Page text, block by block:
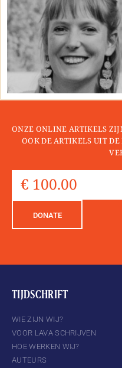
ONZE ONLINE ARTIKELS
OOK DE ARTIKELS UIT
DONATE
TIJDSCHRIFT
WIE ZIJN WIJ?
VOOR LAVA SCHRIJVEN
HOE WERKEN WIJ?
AUTEURS